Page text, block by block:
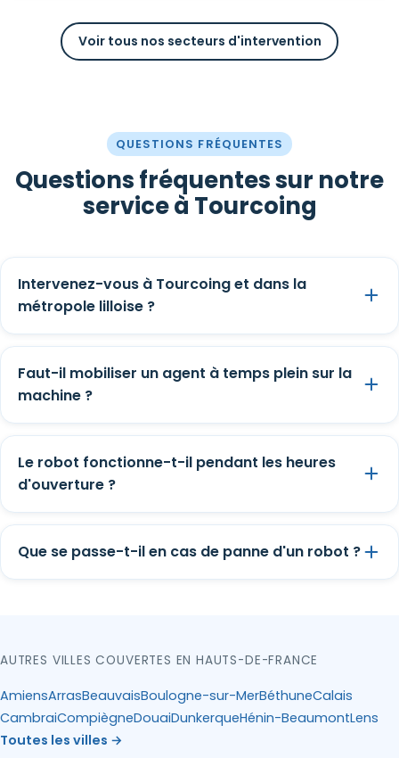
Voir tous nos secteurs d'intervention
QUESTIONS FRÉQUENTES
Questions fréquentes sur notre
service à Tourcoing
Intervenez-vous à Tourcoing et dans la
métropole lilloise ?
Faut-il mobiliser un agent à temps plein sur la
machine ?
Le robot fonctionne-t-il pendant les heures
d'ouverture ?
Que se passe-t-il en cas de panne d'un robot ?
AUTRES VILLES COUVERTES EN HAUTS-DE-FRANCE
AmiensArrasBeauvaisBoulogne-sur-MerBéthuneCalais
CambraiCompiègneDouaiDunkerqueHénin-BeaumontLens
Toutes les villes →